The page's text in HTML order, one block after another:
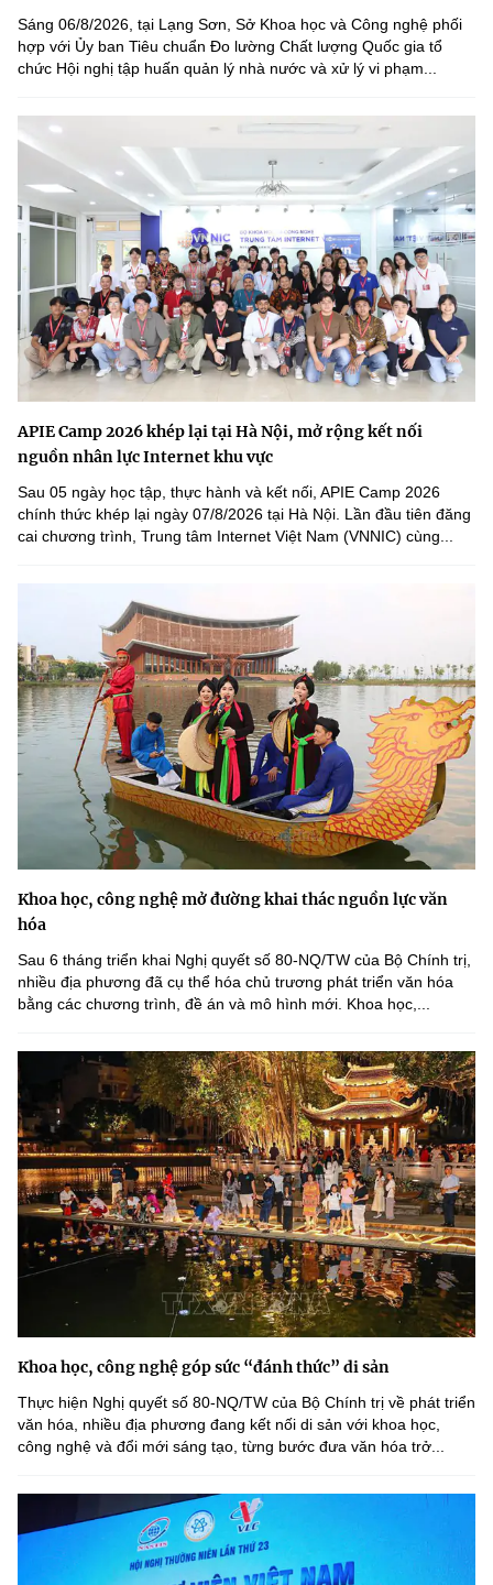
Sáng 06/8/2026, tại Lạng Sơn, Sở Khoa học và Công nghệ phối
hợp với Ủy ban Tiêu chuẩn Đo lường Chất lượng Quốc gia tổ
chức Hội nghị tập huấn quản lý nhà nước và xử lý vi phạm...
APIE Camp 2026 khép lại tại Hà Nội, mở rộng kết nối
nguồn nhân lực Internet khu vực
Sau 05 ngày học tập, thực hành và kết nối, APIE Camp 2026
chính thức khép lại ngày 07/8/2026 tại Hà Nội. Lần đầu tiên đăng
cai chương trình, Trung tâm Internet Việt Nam (VNNIC) cùng...
Khoa học, công nghệ mở đường khai thác nguồn lực văn
hóa
Sau 6 tháng triển khai Nghị quyết số 80-NQ/TW của Bộ Chính trị,
nhiều địa phương đã cụ thể hóa chủ trương phát triển văn hóa
bằng các chương trình, đề án và mô hình mới. Khoa học,...
Khoa học, công nghệ góp sức “đánh thức” di sản
Thực hiện Nghị quyết số 80-NQ/TW của Bộ Chính trị về phát triển
văn hóa, nhiều địa phương đang kết nối di sản với khoa học,
công nghệ và đổi mới sáng tạo, từng bước đưa văn hóa trở...